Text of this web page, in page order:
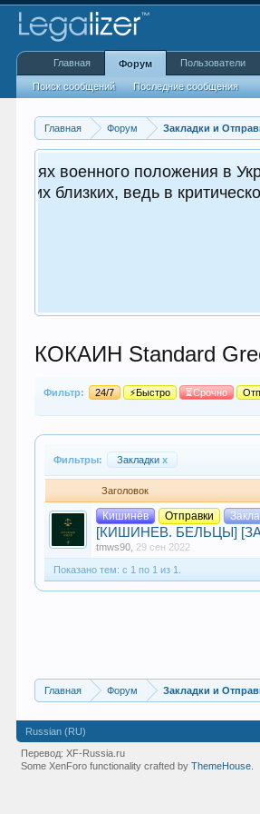
Главная Форум Закладки и
как для вас, так и
КОКАИН Standard
Фильтр: 24/7 ⚡Быстро ⏳Срочно
Фильтры: Закладки x
Заголовок
Кишинёв Отправки
[КИШИНЕВ. БЕЛЬЦЫ]
tmws90 29 сен 2022
Показано тем: с 1 по 1 из 1.
Главная Форум Закладки и
Главная Форум
Поиск сообщений Последние сообщения
Пользователи
Russian (RU)
Перевод:XF-Russia.ru
Some XenForo functionality crafted byThemeHouse